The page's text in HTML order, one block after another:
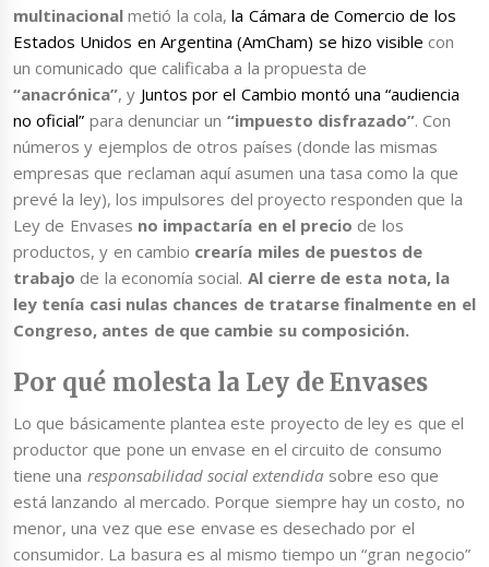
multinacionalmetió la cola, la Cámara de Comercio de los
Estados Unidos en Argentina (AmCham) se hizo visiblecon
un comunicado que calificaba a la propuesta de
“anacrónica”, y Juntos por el Cambio montó una “audiencia
no oficial” para denunciar un “impuesto disfrazado”. Con
números y ejemplos de otros países (donde las mismas
empresas que reclaman aquí asumen una tasa como la que
prevé la ley), los impulsores del proyecto responden que la
Ley de Envases no impactaría en el precio de los
productos, y en cambio crearía miles de puestos de
trabajo de la economía social. Al cierre de esta nota, la
ley tenía casi nulas chances de tratarse finalmente en el
Congreso, antes de que cambie su composición.
Por qué molesta la Ley de Envases
Lo que básicamente plantea este proyecto de ley es que el
productor que pone un envase en el circuito de consumo
tiene una responsabilidad social extendida sobre eso que
está lanzando al mercado. Porque siempre hay un costo, no
menor, una vez que ese envase es desechado por el
consumidor. La basura es al mismo tiempo un “gran negocio”